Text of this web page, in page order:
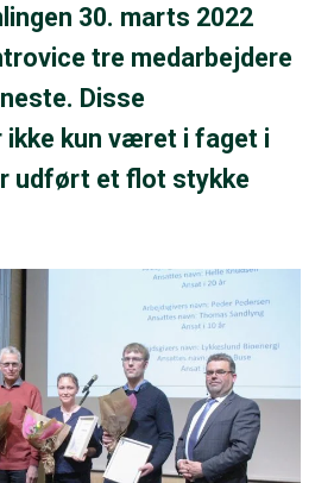
30. marts 2022
tre medarbejdere
Disse
ikke kun været i faget i
udført et flot stykke